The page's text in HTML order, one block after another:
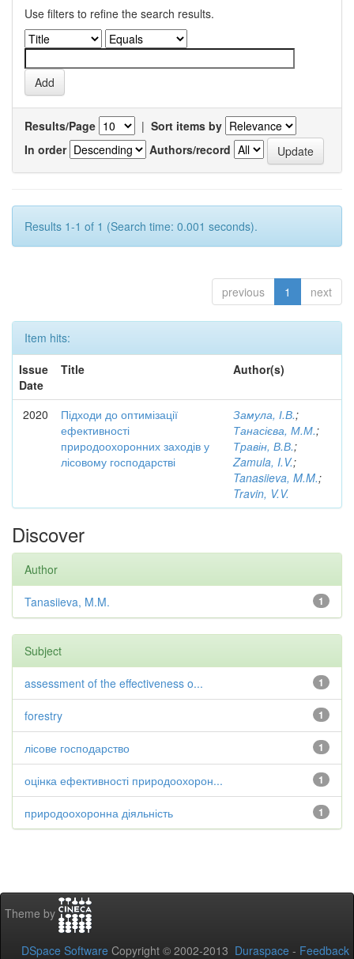
Use filters to refine the search results.
Results/Page | Sort items by
In order
Authors/record
Results 1-1 of 1 (Search time: 0.001 seconds).
previous 1 next
Item hits:
Issue
Date
Title Author(s)
2020
Підходи до оптимізації
ефективності
природоохоронних заходів у
лісовому господарстві
Замула, І.В.;
Танасієва, М.М.;
Травін, В.В.;
Zamula, I.V.;
Tanasiieva, M.M.;
Travin, V.V.
Discover
Author
1
Tanasiieva, M.M.
Subject
1
assessment of the effectiveness o...
1
forestry
1
лісове господарство
1
оцінка ефективності природоохорон...
1
природоохоронна діяльність
Theme by
DSpace Software Copyright © 2002-2013 Duraspace - Feedback